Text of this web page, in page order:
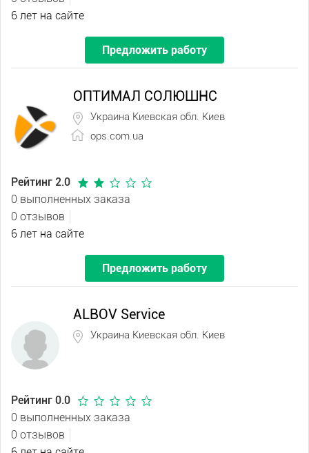
6 лет на сайте
Предложить работу
ОПТИМАЛ СОЛЮШНС
Украина Киевская обл. Киев
ops.com.ua
Рейтинг 2.0
0 выполненных заказа
0 отзывов
6 лет на сайте
Предложить работу
ALBOV Service
Украина Киевская обл. Киев
Рейтинг 0.0
0 выполненных заказа
0 отзывов